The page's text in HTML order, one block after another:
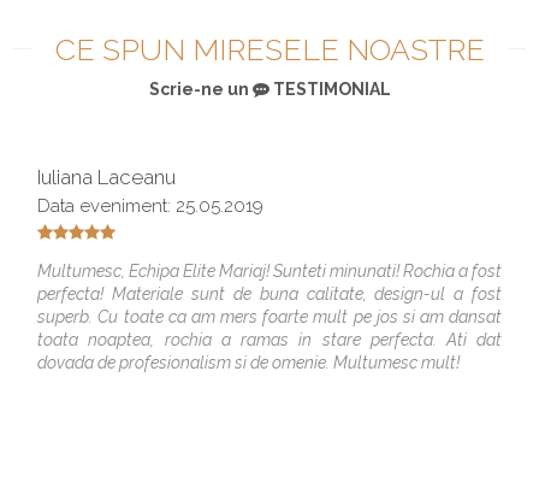
CE SPUN MIRESELE NOASTRE
Scrie-ne un TESTIMONIAL
Iuliana Laceanu
Data eveniment: 25.05.2019
Multumesc, Echipa Elite Mariaj! Sunteti minunati! Rochia a fost
perfecta! Materiale sunt de buna calitate, design-ul a fost
superb. Cu toate ca am mers foarte mult pe jos si am dansat
toata noaptea, rochia a ramas in stare perfecta. Ati dat
dovada de profesionalism si de omenie. Multumesc mult!